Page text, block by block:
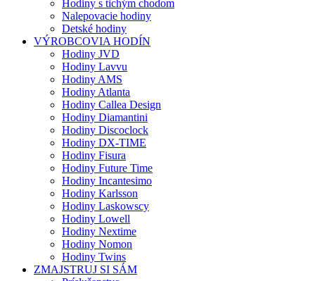
Hodiny s tichým chodom
Nalepovacie hodiny
Detské hodiny
VÝROBCOVIA HODÍN
Hodiny JVD
Hodiny Lavvu
Hodiny AMS
Hodiny Atlanta
Hodiny Callea Design
Hodiny Diamantini
Hodiny Discoclock
Hodiny DX-TIME
Hodiny Fisura
Hodiny Future Time
Hodiny Incantesimo
Hodiny Karlsson
Hodiny Laskowscy
Hodiny Lowell
Hodiny Nextime
Hodiny Nomon
Hodiny Twins
ZMAJSTRUJ SI SÁM